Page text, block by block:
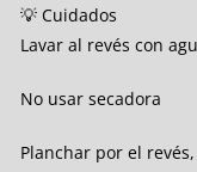
💡 Cuidados
Lavar al revés con
No usar secadora
Planchar por el